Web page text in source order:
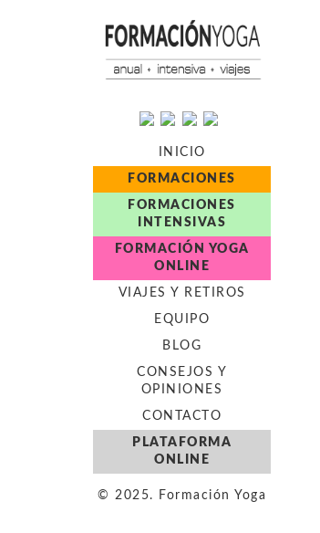
INICIO
FORMACIONES
FORMACIONES
INTENSIVAS
FORMACIÓN YOGA
ONLINE
VIAJES Y RETIROS
EQUIPO
BLOG
CONSEJOS Y
OPINIONES
CONTACTO
PLATAFORMA
ONLINE
© 2025. Formación Yoga